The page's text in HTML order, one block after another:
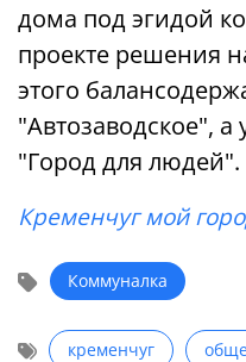
дома под эгидой
проекте решения
этого
"Автозаводское",
"Город для людей".
Кременчуг мой
Коммуналка
кременчуг